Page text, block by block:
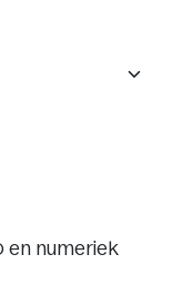
en numeriek